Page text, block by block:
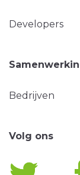
Developers
Bedrijven
Volg ons